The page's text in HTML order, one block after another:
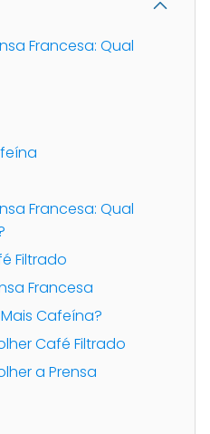
Francesa: Qual
Francesa: Qual
Filtrado
Francesa
Cafeína?
Café Filtrado
a Prensa